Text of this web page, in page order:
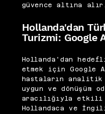
güvence altına alır.
Hollanda'dan
Turizmi: Google
Hollanda'dan
etmek için Google
hastaların analitik
uygun ve dönüşüm
aracılığıyla etkili
Hollandaca ve